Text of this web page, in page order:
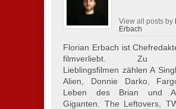
View all posts by
Erbach
Florian Erbach ist
filmverliebt. Zu
Lieblingsfilmen zählen A
Alien, Donnie Darko,
Leben des Brian und
Giganten. The Leftovers,